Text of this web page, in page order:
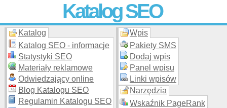
Katalog SEO
Skuteczna i promocja stron WWW –
moderowanego katalogu za darmo!
Katalog
Katalog SEO - informacje
Statystyki SEO
Materiały reklamowe
Odwiedzający online
Blog Katalogu SEO
Regulamin Katalogu SEO
Wpis
Pakiety SMS
Dodaj wpis
Panel wpisu
Linki wpisów
Narzędzia
Wskaźnik PageRank